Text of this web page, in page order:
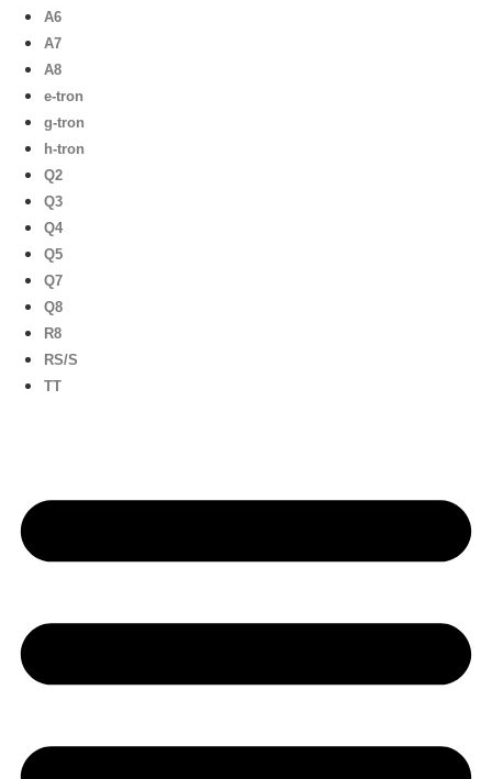
A6
A7
A8
e-tron
g-tron
h-tron
Q2
Q3
Q4
Q5
Q7
Q8
R8
RS/S
TT